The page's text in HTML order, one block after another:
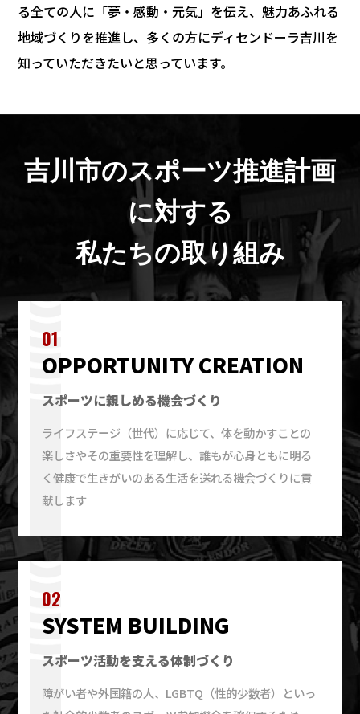
る全ての人に「夢・感動・元気」を伝え、魅力あふれる
地域づくりを推進し、多くの方にディセンドーラ吉川を
知っていただきたいと思っています。
吉川市のスポーツ推進計画
に対する
私たちの取り組み
01
OPPORTUNITY CREATION
スポーツに親しめる機会づくり
ライフステージ（世代）に応じて、体を動かすことの
楽しさやその重要性を理解し、誰もが心身ともに明る
く健康で生きがいのある生活を送れる機会づくりに貢
献します
02
SYSTEM BUILDING
スポーツ活動を支える体制づくり
障がい者や外国籍の人、LGBTQ（性的少数者）といっ